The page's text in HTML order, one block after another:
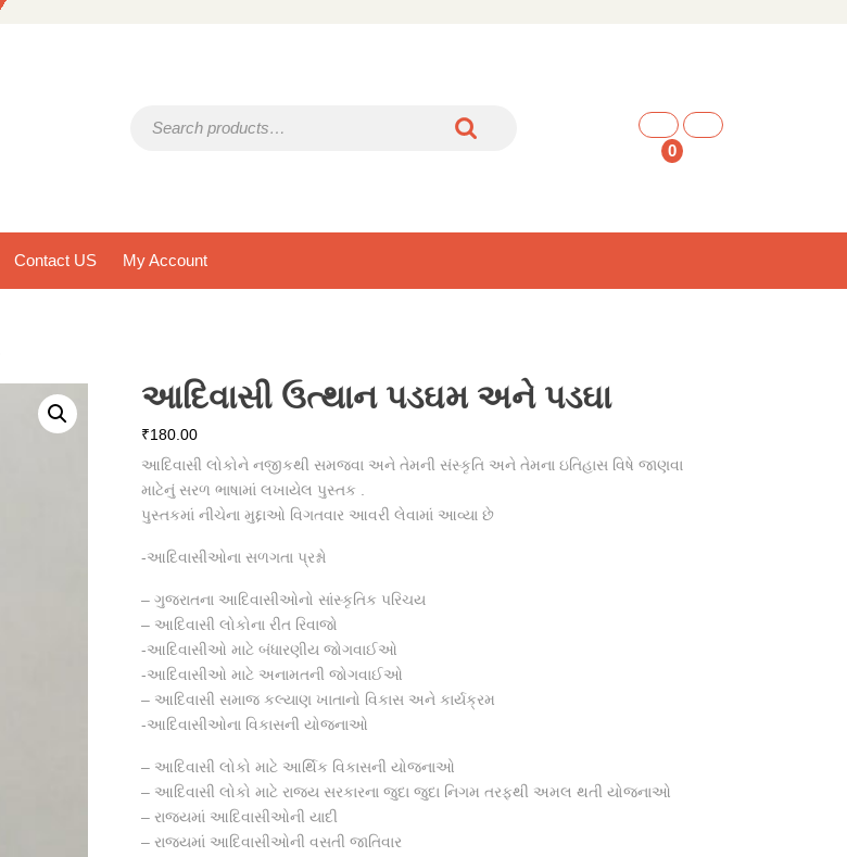
0
shopping
Contact US My Account
આદિવાસી ઉત્થાન પડઘમ અને પડઘા
₹180.00
આદિવાસી લોકોને નજીકથી સમજવા અને તેમની સંસ્કૃતિ અને તેમના ઇતિહાસ વિષે જાણવા
માટેનું સરળ ભાષામાં લખાયેલ પુસ્તક .
પુસ્તકમાં નીચેના મુદ્દાઓ વિગતવાર આવરી લેવામાં આવ્યા છે
-આદિવાસીઓના સળગતા પ્રશ્નો
– ગુજરાતના આદિવાસીઓનો સાંસ્કૃતિક પરિચય
– આદિવાસી લોકોના રીત રિવાજો
-આદિવાસીઓ માટે બંધારણીય જોગવાઈઓ
-આદિવાસીઓ માટે અનામતની જોગવાઈઓ
– આદિવાસી સમાજ કલ્યાણ ખાતાનો વિકાસ અને કાર્યક્રમ
-આદિવાસીઓના વિકાસની યોજનાઓ
– આદિવાસી લોકો માટે આર્થિક વિકાસની યોજનાઓ
– આદિવાસી લોકો માટે રાજ્ય સરકારના જુદા જુદા નિગમ તરફથી અમલ થતી યોજનાઓ
– રાજ્યમાં આદિવાસીઓની યાદી
– રાજ્યમાં આદિવાસીઓની વસતી જાતિવાર